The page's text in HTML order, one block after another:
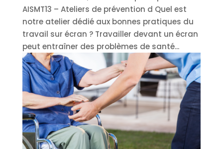
AISMT13 – Ateliers de prévention d Quel est
notre atelier dédié aux bonnes pratiques du
travail sur écran ? Travailler devant un écran
peut entraîner des problèmes de santé...